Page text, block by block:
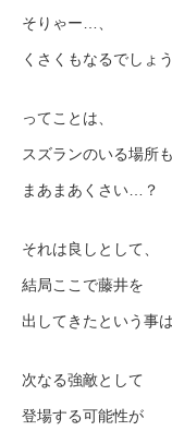
そりゃー…、
くさくもなるでしょ
ってことは、
スズランのいる場所も
まあまあくさい…？
それは良しとして、
結局ここで藤井を
出してきたという事は
次なる強敵として
登場する可能性が